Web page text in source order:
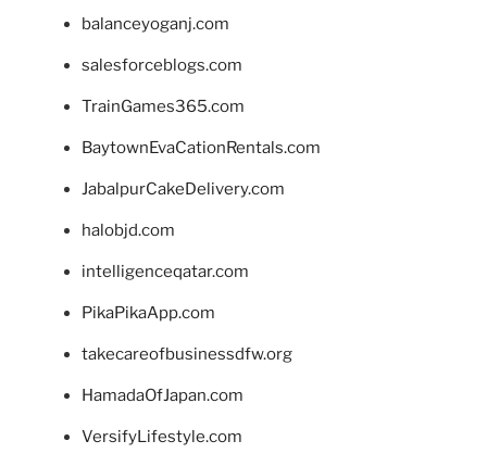
balanceyoganj.com
salesforceblogs.com
TrainGames365.com
BaytownEvaCationRentals.com
JabalpurCakeDelivery.com
halobjd.com
intelligenceqatar.com
PikaPikaApp.com
takecareofbusinessdfw.org
HamadaOfJapan.com
VersifyLifestyle.com